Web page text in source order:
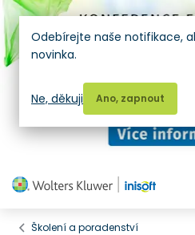
Školení a poradenství
Odebírejte naše notifikace,
novinka.
Ano, zapnout
Ne, děkuji